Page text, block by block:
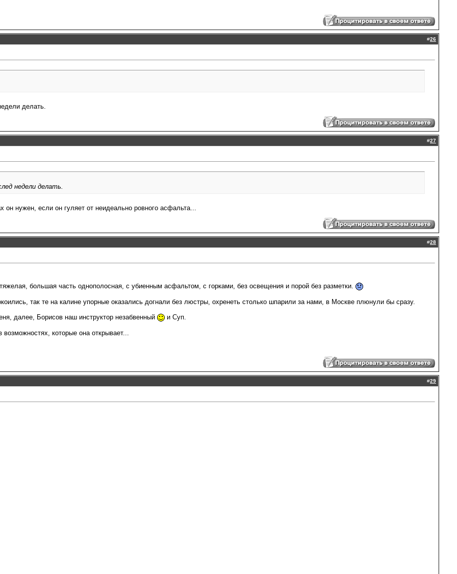
#26
делать.
#27
недели делать.
он нужен, если он гуляет от неидеально ровного асфальта...
#28
большая часть однополосная, с убиенным асфальтом, с горками, без освещения и порой без разметки.
так те на калине упорные оказались догнали без люстры, охренеть столько шпарили за нами, в Москве плюнули бы сразу.
далее, Борисов наш инструктор незабвенный
и Суп.
которые она открывает...
#29